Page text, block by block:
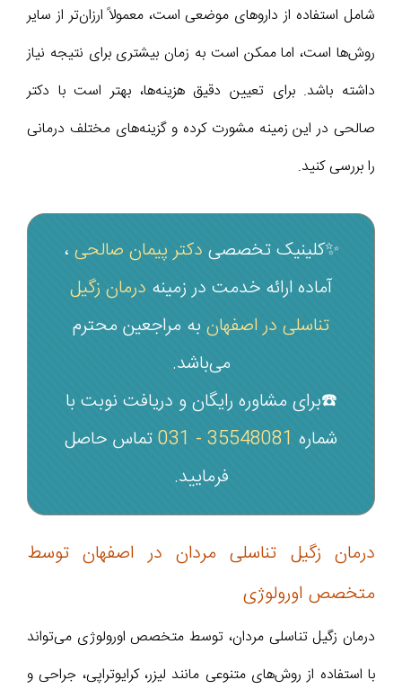
شامل استفاده از داروهای موضعی است، معمولاً ارزان‌تر از سایر
روش‌ها است، اما ممکن است به زمان بیشتری برای نتیجه نیاز
داشته باشد. برای تعیین دقیق هزینه‌ها، بهتر است با دکتر
صالحی در این زمینه مشورت کرده و گزینه‌های مختلف درمانی
را بررسی کنید.
✨کلینیک تخصصی دکتر پیمان صالحی ،
آماده ارائه خدمت در زمینه درمان زگیل
تناسلی در اصفهان به مراجعین محترم
می‌باشد.
☎️برای مشاوره رایگان و دریافت نوبت با
شماره‌ 35548081 - 031
تماس حاصل
فرمایید.
درمان زگیل تناسلی مردان در اصفهان توسط
متخصص اورولوژی
درمان زگیل تناسلی مردان، توسط متخصص اورولوژی می‌تواند
با استفاده از روش‌های متنوعی مانند لیزر، کرایوتراپی، جراحی و